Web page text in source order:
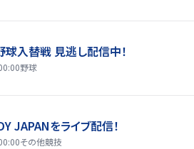
入替戦 見逃し配信中！
野球
JAPANをライブ配信！
その他競技